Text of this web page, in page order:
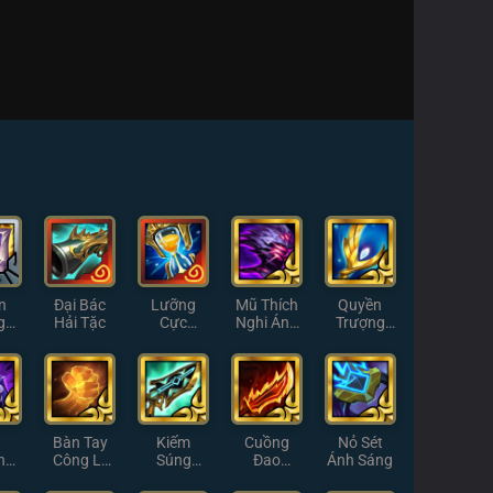
Đại Bác
Hải Tặc
Lưỡng
Cực
Mũ Thích
Nghi Ánh
Quyền
Trượng
Thần Ánh
Sáng
Bàn Tay
Công Lý
Kiếm
Súng
Cuồng
Đao
Nỏ Sét
Ánh Sáng